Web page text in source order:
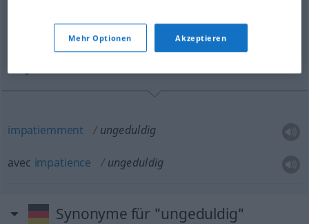
(Für mehr Details die Übersetzung anklicken/antippen)
impatiemment ungeduldig
avec impatience ungeduldig
Synonyme für "ungeduldig"
Mehr Optionen Akzeptieren